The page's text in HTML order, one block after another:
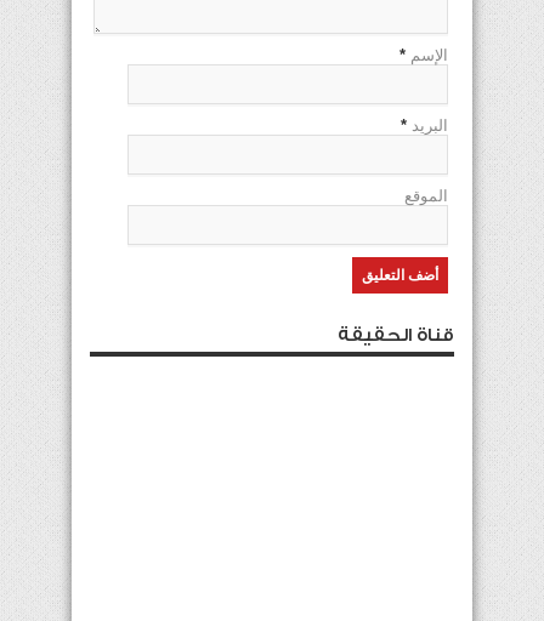
الإسم *
البريد *
الموقع
قناة الحقيقة